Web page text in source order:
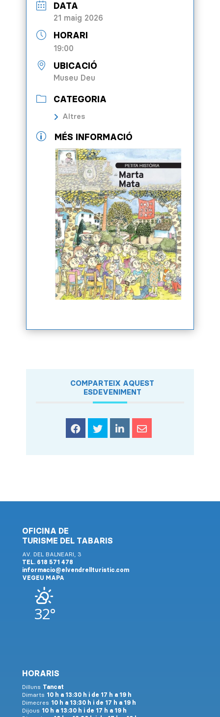
DATA
21 maig 2026
HORARI
19:00
UBICACIÓ
Museu Deu
CATEGORIA
Altres
p MÉS INFORMACIÓ
COMPARTEIX AQUEST
ESDEVENIMENT
OFICINA DE
TURISME DEL TABARIS
AV. DEL BALNEARI, 3
TEL. 618 571 478
informacio@elvendrellturistic.com
VEGEU MAPA
32°
HORARIS
Dilluns Tancat
Dimarts 10 h a 13:30 h i de 17 h a 19 h
Dimecres 10 h a 13:30 h i de 17 h a 19 h
Dijous 10 h a 13:30 h i de 17 h a 19 h